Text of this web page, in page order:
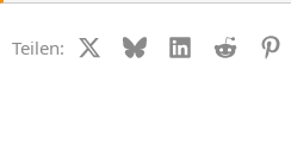
Teilen: X (Twitter)
BlueskyLinkedIn
Reddit